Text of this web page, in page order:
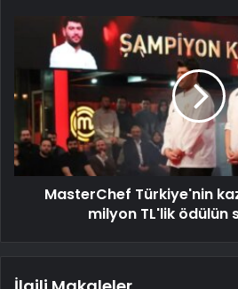
MasterChef Türkiye'nin
milyon TL'lik ödülün